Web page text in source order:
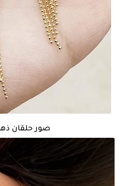
صور حلقان